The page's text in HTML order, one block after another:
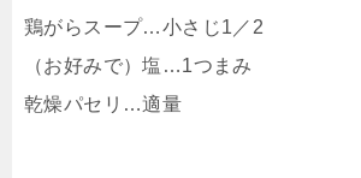
鶏がらスープ…小さじ1／2
（お好みで）塩…1つまみ
乾燥パセリ…適量